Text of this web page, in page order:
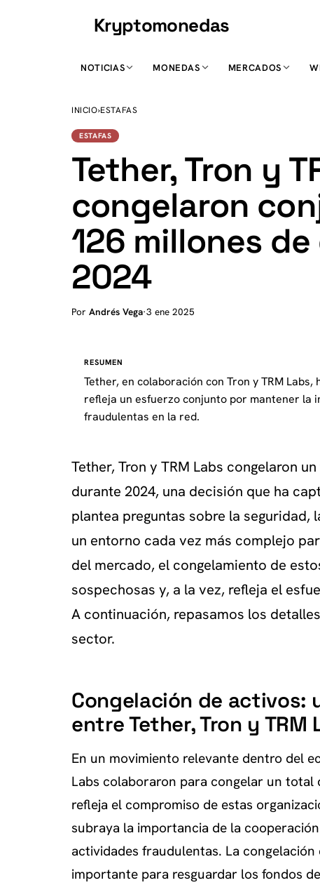
Kryptomonedas
NOTICIAS MONEDAS MERCADOS
INICIO›ESTAFAS
ESTAFAS
Tether, Tron y
congelaron
126 millones
2024
Por Andrés Vega·3 ene 2025
RESUMEN
Tether, en colaboración con Tron y TRM
refleja un esfuerzo conjunto por mantener la
fraudulentas en la red.
Tether, Tron y TRM Labs congelaron
durante 2024, una decisión que ha
plantea preguntas sobre la seguridad,
un entorno cada vez más complejo
del mercado, el congelamiento de
sospechosas y, a la vez, refleja el
A continuación, repasamos los
sector.
Congelación de activos:
entre Tether, Tron y TRM
En un movimiento relevante dentro del
Labs colaboraron para congelar un total
refleja el compromiso de estas
subraya la importancia de la
actividades fraudulentas. La
importante para resguardar los fondos